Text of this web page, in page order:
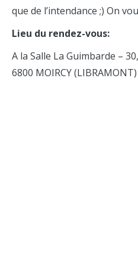
que de l’intendance ;) On
Lieu du rendez-vous:
A la Salle La Guimbarde –
6800 MOIRCY (LIBRAMONT)